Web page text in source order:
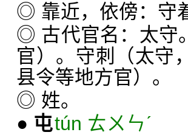
◎ 靠近，依傍：守
◎ 古代官名：太守
官）。守刺（太守
县令等地方官）。
◎ 姓。
● 屯tún ㄊㄨㄣˊ